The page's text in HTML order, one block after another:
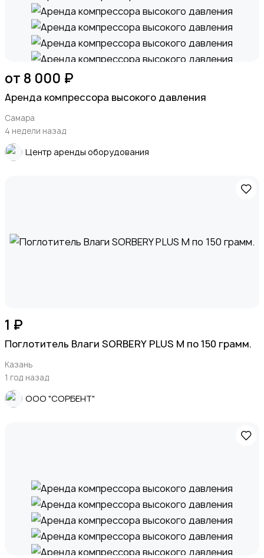
от 8 000 ₽
Аренда компрессора высокого давления
Самара
4 недели назад
Центр аренды оборудования
1 ₽
Поглотитель Влаги SORBERY PLUS M по 150 грамм.
Казань
1 год назад
ООО "СОРБЕНТ"